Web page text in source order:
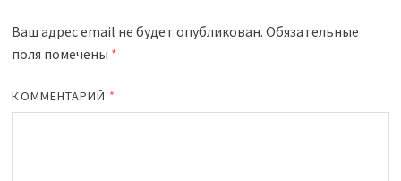
Ваш адрес email не будет опубликован. Обязательные
поля помечены *
КОММЕНТАРИЙ *